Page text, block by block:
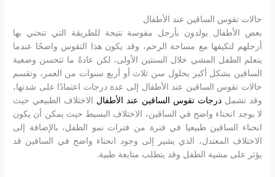
حالات تقوس الساقين عند الأطفال
بعض الأطفال يولدون بأرجل مقوسة نتيجة للطريقة التي تنحني بها
أرجلهم لتكيفها مع مساحة الرحم، وقد يكون هذا التقوس واضحًا عندما
يتعلم الطفل المشي خلال السنتين الأولى، لكن عادةً ما تتحسن وضعية
الساقين بشكل أكبر بحلول سن ثلاث أو أربع سنوات من العمر، وتقسم
حالات تقوس الساقين عند الأطفال إلى عدة درجات اعتمادًا على شدتها،
وقد تشملدرجات تقوس الساقين عند الأطفال الاختلاف الطبيعي حيث
لا يوجد انحناء واضح في الساقين، الاختلاف البسيط حيث يمكن أن يكون
انحناء الساقين طبيعيا في فترة من فترات نمو الطفل، بالإضافة إلى
الاختلاف المعتدل، الذي يشير إلى وجود انحناء واضح في الساقين قد
يؤثر على مشية الطفل وقد يتطلب متابعة طبية.